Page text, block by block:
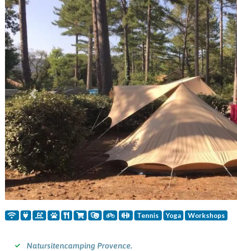
Vorherige
Tennis Yoga Workshops
Natursitencamping Provence.